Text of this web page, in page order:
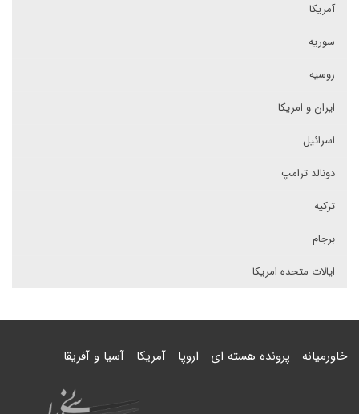
آمریکا
سوریه
روسیه
ایران و امریکا
اسرائیل
دونالد ترامپ
ترکیه
برجام
ایالات متحده امریکا
خاورمیانه پرونده هسته ای اروپا آمریکا آسیا و آفریقا